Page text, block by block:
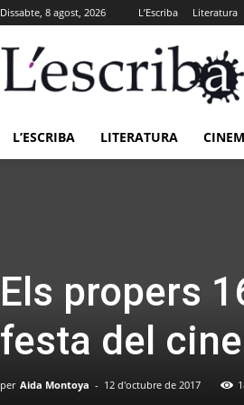
Dissabte, 8 agost, 2026 L’Escriba Literatura
L’ESCRIBA LITERATURA
Els propers
festa del cine
per Aida Montoya - 12 d'octubre de 2017